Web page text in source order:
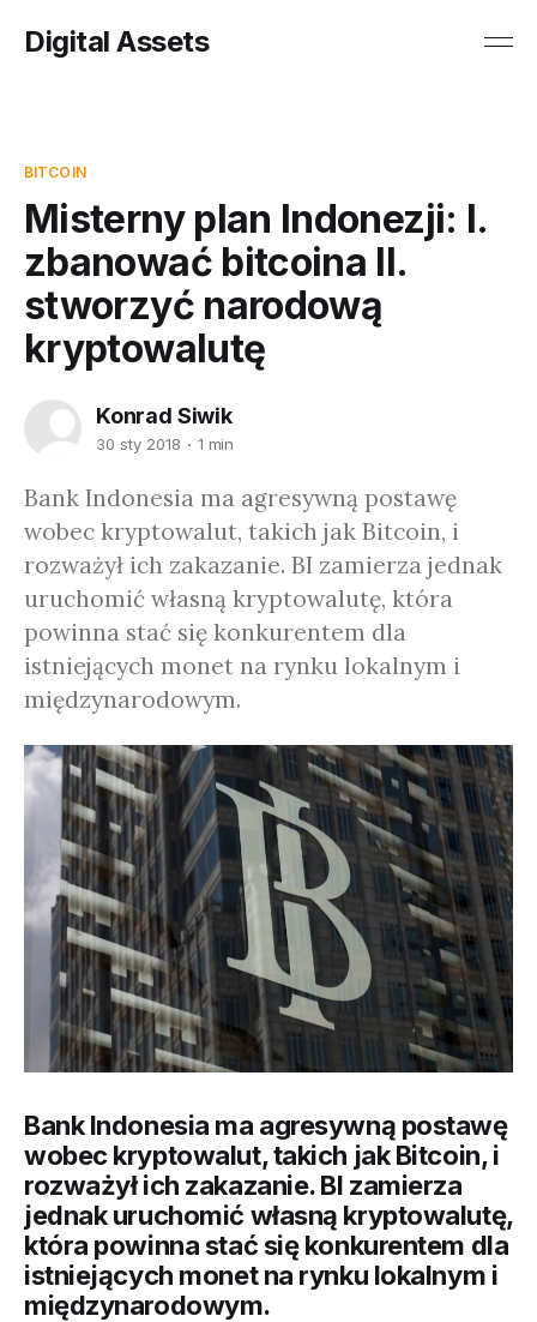
Digital Assets
BITCOIN
Misterny plan Indonezji: I.
zbanować bitcoina II.
stworzyć narodową
kryptowalutę
Konrad Siwik
30 sty 2018 1 min
Bank Indonesia ma agresywną postawę
wobec kryptowalut, takich jak Bitcoin, i
rozważył ich zakazanie. BI zamierza jednak
uruchomić własną kryptowalutę, która
powinna stać się konkurentem dla
istniejących monet na rynku lokalnym i
międzynarodowym.
Bank Indonesia ma agresywną postawę
wobec kryptowalut, takich jak Bitcoin, i
rozważył ich zakazanie. BI zamierza
jednak uruchomić własną kryptowalutę,
która powinna stać się konkurentem dla
istniejących monet na rynku lokalnym i
międzynarodowym.